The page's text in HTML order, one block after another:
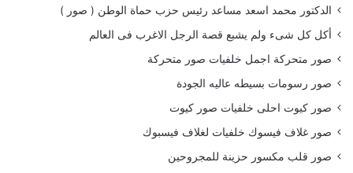
الدكتور محمد اسعد مساعد رئيس حزب حماة الوطن ( صور )
أكل كل شىء ولم يشبع قصة الرجل الاغرب فى العالم
صور متحركة اجمل خلفيات صور متحركة
صور رسومات بسيطه عاليه الجودة
صور كيوت احلى خلفيات صور كيوت
صور غلاف فيسوك خلفيات لغلاف فيسبوك
صور قلب مكسور حزينة للمجروحين